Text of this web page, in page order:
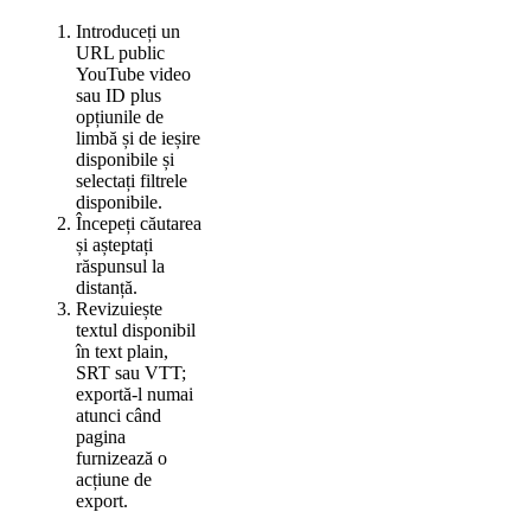
Introduceți un
URL public
YouTube video
sau ID plus
opțiunile de
limbă și de ieșire
disponibile și
selectați filtrele
disponibile.
Începeți căutarea
și așteptați
răspunsul la
distanță.
Revizuiește
textul disponibil
în text plain,
SRT sau VTT;
exportă-l numai
atunci când
pagina
furnizează o
acțiune de
export.